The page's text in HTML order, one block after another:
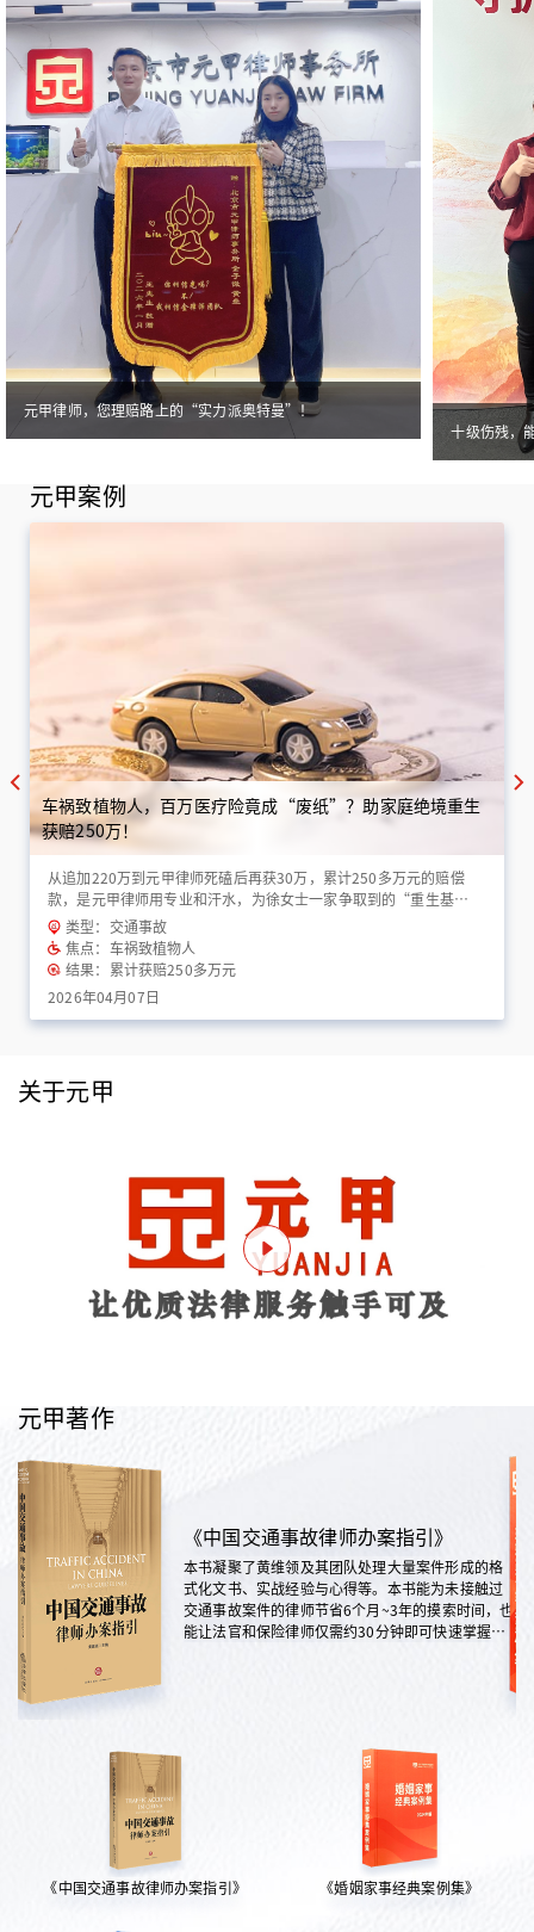
元甲律师，您理赔路上的“实力派奥特曼”！
十级伤残，
元甲案例
车祸致植物人，百万医疗险竟成“废纸”？助家庭绝境重生
获赔250万！
从追加220万到元甲律师死磕后再获30万，累计250多万元的赔偿
款，是元甲律师用专业和汗水，为徐女士一家争取到的“重生基
金”！
类型：交通事故
焦点：车祸致植物人
结果：累计获赔250多万元
2026年04月07日
关于元甲
元甲著作
《中国交通事故律师办案指引》
本书凝聚了黄维领及其团队处理大量案件形成的格
式化文书、实战经验与心得等。本书能为未接触过
交通事故案件的律师节省6个月~3年的摸索时间，也
能让法官和保险律师仅需约30分钟即可快速掌握案
《中国交通事故律师办案指引》 《婚姻家事经典案例集》